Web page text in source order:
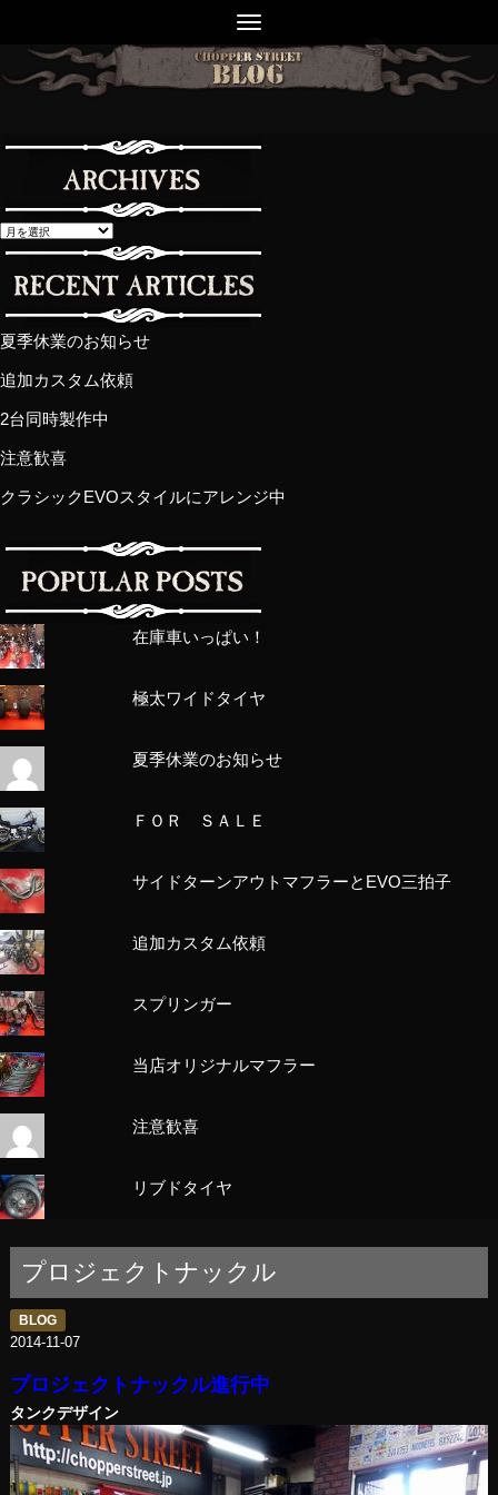
夏季休業のお知らせ
追加カスタム依頼
2台同時製作中
注意歓喜
クラシックEVOスタイルにアレンジ中
在庫車いっぱい！
極太ワイドタイヤ
夏季休業のお知らせ
ＦＯＲ ＳＡＬＥ
サイドターンアウトマフラーとEVO三拍子
追加カスタム依頼
スプリンガー
当店オリジナルマフラー
注意歓喜
リブドタイヤ
プロジェクトナックル
BLOG
2014-11-07
プロジェクトナックル進行中
タンクデザイン